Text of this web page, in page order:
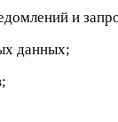
и
данных;